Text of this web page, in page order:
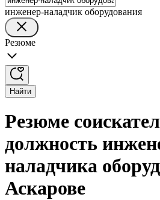
инженер-наладчик оборудования
Резюме
Найти
Резюме
должность
наладчика
Аскарове